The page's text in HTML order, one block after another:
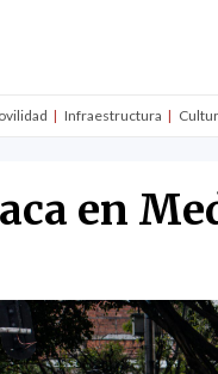
Infraestructura
en